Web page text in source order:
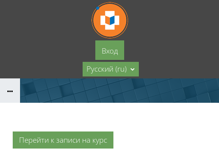
Перейти к основному содержанию
Вход
Русский ‎(ru)‎
Перейти к записи на курс